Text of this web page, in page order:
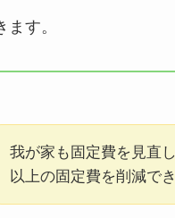
ます。
我が家も固定費を見直
以上の固定費を削減でき